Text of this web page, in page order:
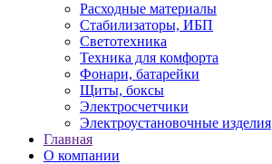
Расходные материалы
Стабилизаторы, ИБП
Светотехника
Техника для комфорта
Фонари, батарейки
Щиты, боксы
Электросчетчики
Электроустановочные изделия
Главная
О компании